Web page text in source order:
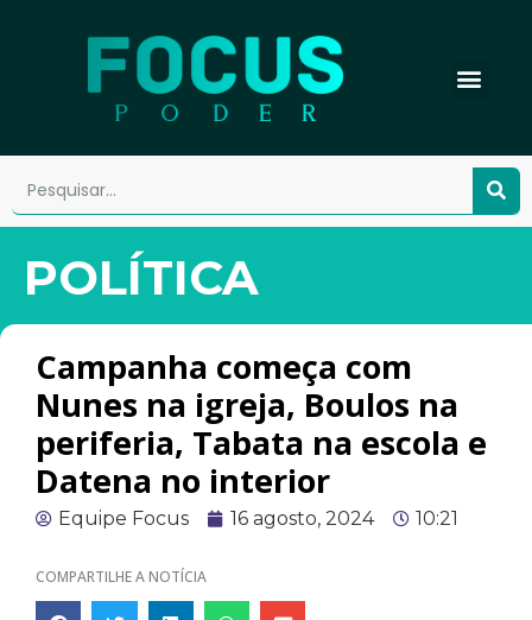
POLÍTICA
Campanha começa com
Nunes na igreja, Boulos na
periferia, Tabata na escola e
Datena no interior
Equipe Focus 16 agosto, 2024 10:21
COMPARTILHE A NOTÍCIA